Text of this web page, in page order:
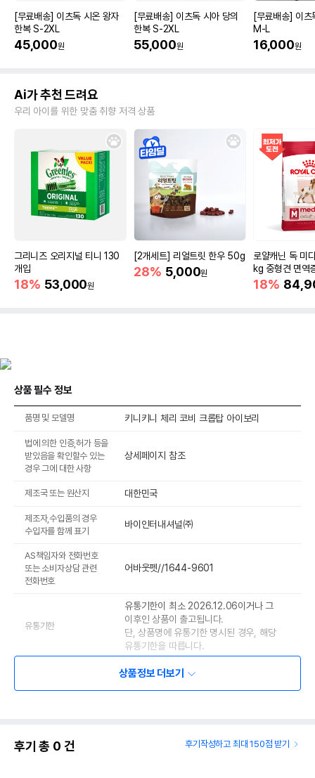
[무료배송] 이츠독 시온 왕자
한복 S-2XL
45,000원
[무료배송] 이츠독 시아 당의
한복 S-2XL
55,000원
[무료배송] 이츠
M-L
16,000원
Ai가 추천 드려요
우리 아이를 위한 맞춤 취향 저격 상품
그리니즈 오리지널 티니 130
개입
18% 53,000원
[2개세트] 리얼트릿 한우 50g
28% 5,000원
로얄캐닌 독 미
kg 중형견 면역
18%
상품 필수 정보
품명 및 모델명 키니키니 체리 코비 크롭탑 아이보리
법에 의한 인증,허가 등을
받았음을 확인할수 있는
경우 그에 대한 사항
상세페이지 참조
제조국 또는 원산지 대한민국
제조자,수입품의 경우
수입자를 함께 표기
바이인터내셔널㈜
AS책임자와 전화번호
또는 소비자상담 관련
전화번호
어바웃펫//1644-9601
유통기한
유통기한이 최소 2026.12.06이거나 그
이후인 상품이 출고됩니다.
단, 상품명에 유통기한 명시된 경우, 해당
유통기한을 따릅니다.
상품정보 더보기
후기 총 0 건 후기작성하고 최대 150점 받기